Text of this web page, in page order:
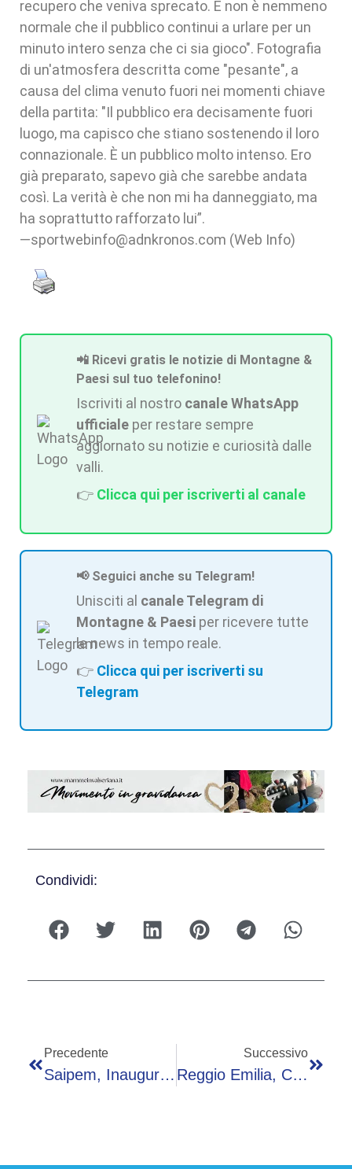
recupero che veniva sprecato. E non è nemmeno
normale che il pubblico continui a urlare per un
minuto intero senza che ci sia gioco". Fotografia
di un'atmosfera descritta come "pesante", a
causa del clima venuto fuori nei momenti chiave
della partita: "Il pubblico era decisamente fuori
luogo, ma capisco che stiano sostenendo il loro
connazionale. È un pubblico molto intenso. Ero
già preparato, sapevo già che sarebbe andata
così. La verità è che non mi ha danneggiato, ma
ha soprattutto rafforzato lui”.
—sportwebinfo@adnkronos.com (Web Info)
📲 Ricevi gratis le notizie di Montagne &
Paesi sul tuo telefonino!
Iscriviti al nostro canale WhatsApp
ufficiale per restare sempre
aggiornato su notizie e curiosità dalle
valli.
👉 Clicca qui per iscriverti al canale
📢 Seguici anche su Telegram!
Unisciti al canale Telegram di
Montagne & Paesi per ricevere tutte
le news in tempo reale.
👉 Clicca qui per iscriverti su
Telegram
Condividi:
Precedente
Saipem, Inaugura Drilling Training Centre Per La Formazione Tecnica Del Personale
Successivo
Reggio Emilia, Camion Si Ribalta: Maiali In Fuga Sulla Carreggiata